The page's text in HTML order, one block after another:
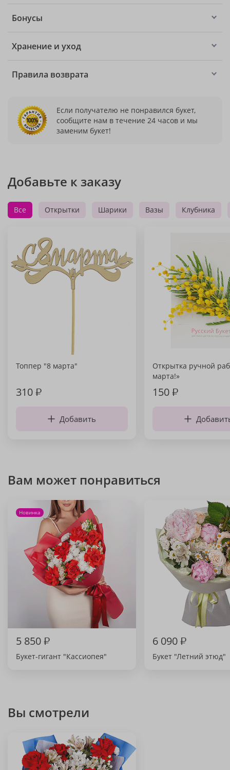
Бонусы
Хранение и уход
Правила возврата
Если получателю не понравился букет,
сообщите нам в течение 24 часов и мы
заменим букет!
Добавьте к заказу
Все Открытки Шарики Вазы Клубника
Топпер "8 марта"
310₽
Добавить
Открытка ручной
марта!»
150₽
Вам может понравиться
Новинка
5 850₽
Букет-гигант "Кассиопея"
6 090₽
Букет "Летний этюд"
Вы смотрели